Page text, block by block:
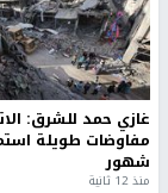
غازي حمد للشرق:
مفاوضات طويلة
شهور
منذ 12 ثانية